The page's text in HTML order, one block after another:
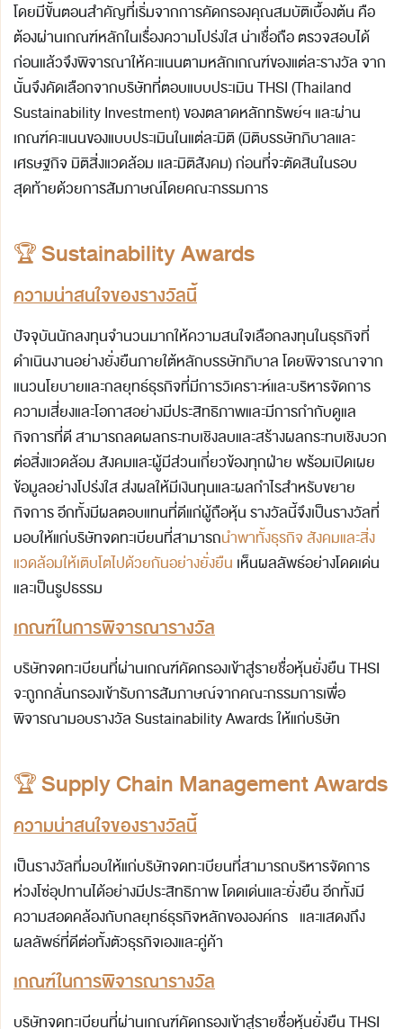
โดยมีขั้นตอนสำคัญที่เริ่มจากการคัดกรองคุณสมบัติเบื้องต้น คือ
ต้องผ่านเกณฑ์หลักในเรื่องความโปร่งใส น่าเชื่อถือ ตรวจสอบได้
ก่อนแล้วจึงพิจารณาให้คะแนนตามหลักเกณฑ์ของแต่ละรางวัล จาก
นั้นจึงคัดเลือกจากบริษัทที่ตอบแบบประเมิน THSI (Thailand
Sustainability Investment) ของตลาดหลักทรัพย์ฯ และผ่าน
เกณฑ์คะแนนของแบบประเมินในแต่ละมิติ (มิติบรรษัทภิบาลและ
เศรษฐกิจ มิติสิ่งแวดล้อม และมิติสังคม) ก่อนที่จะตัดสินในรอบ
สุดท้ายด้วยการสัมภาษณ์โดยคณะกรรมการ
🏆Sustainability Awards
ความน่าสนใจของรางวัลนี้
ปัจจุบันนักลงทุนจำนวนมากให้ความสนใจเลือกลงทุนในธุรกิจที่
ดำเนินงานอย่างยั่งยืนภายใต้หลักบรรษัทภิบาล โดยพิจารณาจาก
แนวนโยบายและกลยุทธ์ธุรกิจที่มีการวิเคราะห์และบริหารจัดการ
ความเสี่ยงและโอกาสอย่างมีประสิทธิภาพและมีการกำกับดูแล
กิจการที่ดี สามารถลดผลกระทบเชิงลบและสร้างผลกระทบเชิงบวก
ต่อสิ่งแวดล้อม สังคมและผู้มีส่วนเกี่ยวข้องทุกฝ่าย พร้อมเปิดเผย
ข้อมูลอย่างโปร่งใส ส่งผลให้มีเงินทุนและผลกำไรสำหรับขยาย
กิจการ อีกทั้งมีผลตอบแทนที่ดีแก่ผู้ถือหุ้น รางวัลนี้จึงเป็นรางวัลที่
มอบให้แก่บริษัทจดทะเบียนที่สามารถนำพาทั้งธุรกิจ สังคมและสิ่ง
แวดล้อมให้เติบโตไปด้วยกันอย่างยั่งยืน เห็นผลลัพธ์อย่างโดดเด่น
และเป็นรูปธรรม
เกณฑ์ในการพิจารณารางวัล
บริษัทจดทะเบียนที่ผ่านเกณฑ์คัดกรองเข้าสู่รายชื่อหุ้นยั่งยืน THSI
จะถูกกลั่นกรองเข้ารับการสัมภาษณ์จากคณะกรรมการเพื่อ
พิจารณามอบรางวัล Sustainability Awards ให้แก่บริษัท
🏆Supply Chain Management Awards
ความน่าสนใจของรางวัลนี้
เป็นรางวัลที่มอบให้แก่บริษัทจดทะเบียนที่สามารถบริหารจัดการ
ห่วงโซ่อุปทานได้อย่างมีประสิทธิภาพ โดดเด่นและยั่งยืน อีกทั้งมี
ความสอดคล้องกับกลยุทธ์ธุรกิจหลักขององค์กร และแสดงถึง
ผลลัพธ์ที่ดีต่อทั้งตัวธุรกิจเองและคู่ค้า
เกณฑ์ในการพิจารณารางวัล
บริษัทจดทะเบียนที่ผ่านเกณฑ์คัดกรองเข้าสู่รายชื่อหุ้นยั่งยืน THSI